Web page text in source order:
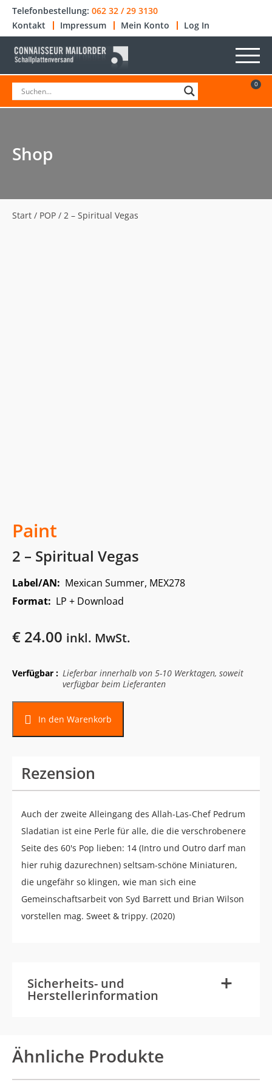
Telefonbestellung: 062 32 / 29 3130
Kontakt
Impressum Mein Konto Log In
0
Shop
Start / POP / 2 – Spiritual Vegas
Paint
2 – Spiritual Vegas
Label/AN: Mexican Summer, MEX278
Format: LP + Download
€ 24.00 inkl. MwSt.
Verfügbar : Lieferbar innerhalb von 5-10 Werktagen, soweit
verfügbar beim Lieferanten
In den Warenkorb
Rezension
Auch der zweite Alleingang des Allah-Las-Chef Pedrum
Sladatian ist eine Perle für alle, die die verschrobenere
Seite des 60's Pop lieben: 14 (Intro und Outro darf man
hier ruhig dazurechnen) seltsam-schöne Miniaturen,
die ungefähr so klingen, wie man sich eine
Gemeinschaftsarbeit von Syd Barrett und Brian Wilson
vorstellen mag. Sweet & trippy. (2020)
Sicherheits- und
Herstellerinformation +
-
Ähnliche Produkte